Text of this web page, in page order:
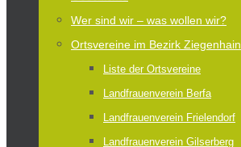
Wer sind wir – was wollen wir?
Ortsvereine im Bezirk Ziegenhain
Liste der Ortsvereine
Landfrauenverein Berfa
Landfrauenverein Frielendorf
Landfrauenverein Gilserberg